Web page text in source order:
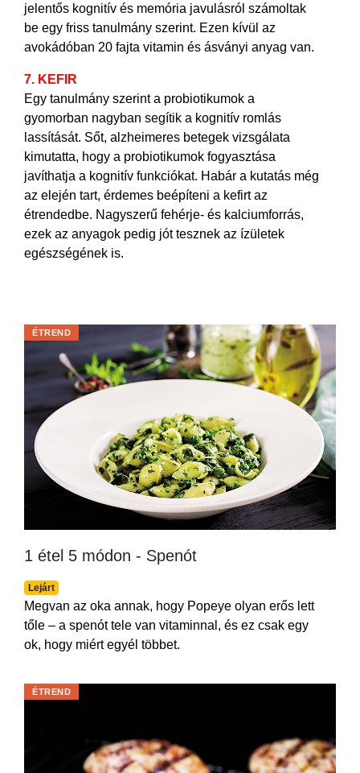
jelentős kognitív és memória javulásról számoltak
be egy friss tanulmány szerint. Ezen kívül az
avokádóban 20 fajta vitamin és ásványi anyag van.
7. KEFIR
Egy tanulmány szerint a probiotikumok a
gyomorban nagyban segítik a kognitív romlás
lassítását. Sőt, alzheimeres betegek vizsgálata
kimutatta, hogy a probiotikumok fogyasztása
javíthatja a kognitív funkciókat. Habár a kutatás még
az elején tart, érdemes beépíteni a kefirt az
étrendedbe. Nagyszerű fehérje- és kalciumforrás,
ezek az anyagok pedig jót tesznek az ízületek
egészségének is.
1 étel 5 módon - Spenót
Lejárt
ÉTREND
Megvan az oka annak, hogy Popeye olyan erős lett
tőle – a spenót tele van vitaminnal, és ez csak egy
ok, hogy miért egyél többet.
ÉTREND